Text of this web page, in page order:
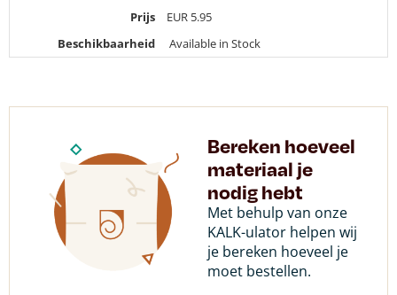
Prijs
EUR5.95
Beschikbaarheid
Available in Stock
Bereken hoeveel
materiaal je
nodig hebt
Met behulp van onze
KALK-ulator helpen wij
je bereken hoeveel je
moet bestellen.